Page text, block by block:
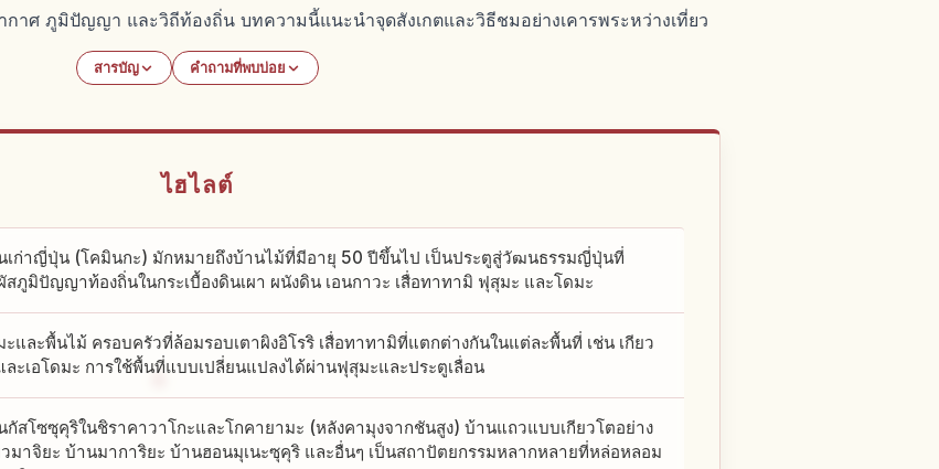
ศ ภูมิปัญญา และวิถีท้องถิ่น บทความนี้แนะนำจุดสังเกตและวิธีชมอย่างเคารพระหว่างเที่ยว
สารบัญ คำถามที่พบบ่อย
ไฮไลต์
เก่าญี่ปุ่น (โคมินกะ) มักหมายถึงบ้านไม้ที่มีอายุ 50 ปีขึ้นไป เป็นประตูสู่วัฒนธรรมญี่ปุ่นที่
สภูมิปัญญาท้องถิ่นในกระเบื้องดินเผา ผนังดิน เอนกาวะ เสื่อทาทามิ ฟุสุมะ และโดมะ
ะและพื้นไม้ ครอบครัวที่ล้อมรอบเตาผิงอิโรริ เสื่อทาทามิที่แตกต่างกันในแต่ละพื้นที่ เช่น เกียว
ละเอโดมะ การใช้พื้นที่แบบเปลี่ยนแปลงได้ผ่านฟุสุมะและประตูเลื่อน
กัสโซซุคุริในชิราคาวาโกะและโกคายามะ (หลังคามุงจากชันสูง) บ้านแถวแบบเกียวโตอย่าง
วมาจิยะ บ้านมาการิยะ บ้านฮอนมุเนะซุคุริ และอื่นๆ เป็นสถาปัตยกรรมหลากหลายที่หล่อหลอม